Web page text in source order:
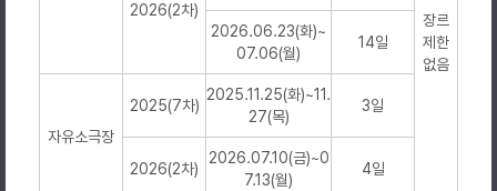
장르
제한
없음
2026(2차)
2026.06.23(화)~
07.06(월)
14일
자유소극장
2025(7차)
2025.11.25(화)~11.
27(목)
3일
2026(2차)
2026.07.10(금)~0
7.13(월)
4일